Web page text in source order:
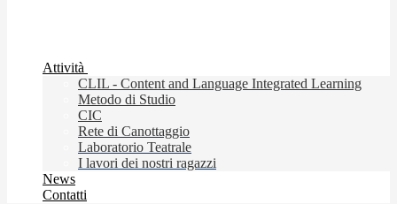
Attività
CLIL - Content and Language Integrated Learning
Metodo di Studio
CIC
Rete di Canottaggio
Laboratorio Teatrale
I lavori dei nostri ragazzi
News
Contatti